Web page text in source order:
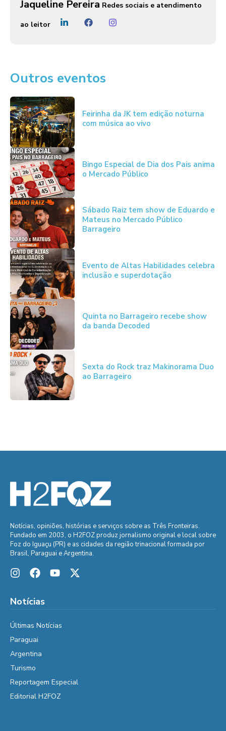
Jaqueline Pereira Redes sociais e atendimento
ao leitor
Outros eventos
Feirinha da JK tem edição noturna
com música ao vivo
Bingo Especial de Dia dos Pais anima
o Mercado Público
Sábado Raiz tem show de Eduardo e
Mateus no Mercado Público
Barrageiro
Evento de Altas Habilidades celebra
inclusão e superdotação
Quinta no Barrageiro recebe show
da banda Decoded
Sexta do Rock traz Makinorama Duo
ao Barrageiro
Notícias, opiniões, histórias e serviços sobre as Três Fronteiras.
Fundado em 2003, o H2FOZ produz jornalismo original e local sobre
Foz do Iguaçu (PR) e as cidades da região trinacional formada por
Brasil, Paraguai e Argentina.
Notícias
Últimas Notícias
Paraguai
Argentina
Turismo
Reportagem Especial
Editorial H2FOZ